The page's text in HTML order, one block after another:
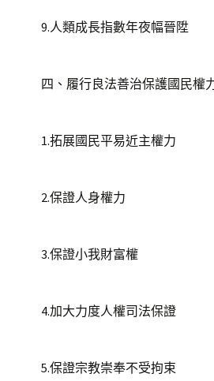
9.人類成長指數年夜幅晉陞
四、履行良法善治保護國民權
1.拓展國民平易近主權力
2.保證人身權力
3.保證小我財富權
4.加大力度人權司法保證
5.保證宗教崇奉不受拘束